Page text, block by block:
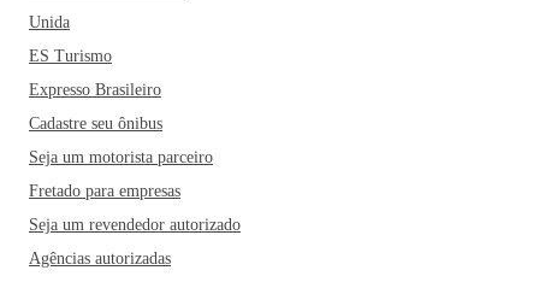
Unida
ES Turismo
Expresso Brasileiro
Cadastre seu ônibus
Seja um motorista parceiro
Fretado para empresas
Seja um revendedor autorizado
Agências autorizadas